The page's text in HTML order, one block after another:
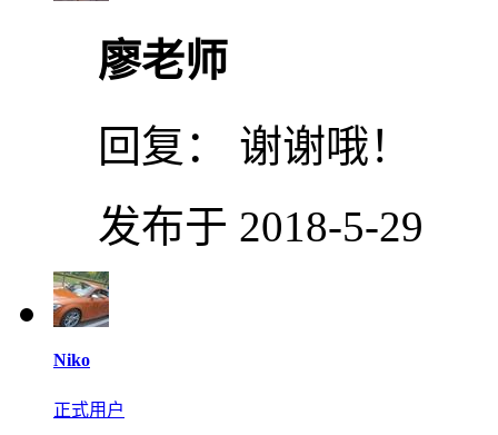
廖老师
回复：
谢谢哦！
发布于 2018-5-29
Niko
正式用户